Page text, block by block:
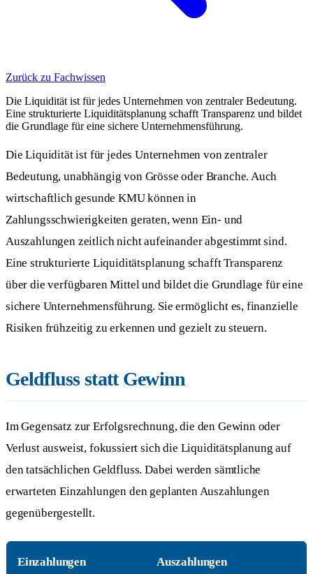
Zurück zu Fachwissen
Die Liquidität ist für jedes Unternehmen von zentraler Bedeutung.
Eine strukturierte Liquiditätsplanung schafft Transparenz und bildet
die Grundlage für eine sichere Unternehmensführung.
Die Liquidität ist für jedes Unternehmen von zentraler
Bedeutung, unabhängig von Grösse oder Branche. Auch
wirtschaftlich gesunde KMU können in
Zahlungsschwierigkeiten geraten, wenn Ein- und
Auszahlungen zeitlich nicht aufeinander abgestimmt sind.
Eine strukturierte Liquiditätsplanung schafft Transparenz
über die verfügbaren Mittel und bildet die Grundlage für eine
sichere Unternehmensführung. Sie ermöglicht es, finanzielle
Risiken frühzeitig zu erkennen und gezielt zu steuern.
Geldfluss statt Gewinn
Im Gegensatz zur Erfolgsrechnung, die den Gewinn oder
Verlust ausweist, fokussiert sich die Liquiditätsplanung auf
den tatsächlichen Geldfluss. Dabei werden sämtliche
erwarteten Einzahlungen den geplanten Auszahlungen
gegenübergestellt.
Einzahlungen Auszahlungen